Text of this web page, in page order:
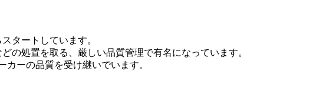
タートしています。
の処置を取る、厳しい品質管理で有名になっています。
ーの品質を受け継いでいます。